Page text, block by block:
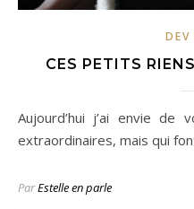
DEV
CES PETITS
Aujourd’hui j’ai envie de vous parler de 3 choses pas
extraordinaires, mais qui
ParEstelle en parle